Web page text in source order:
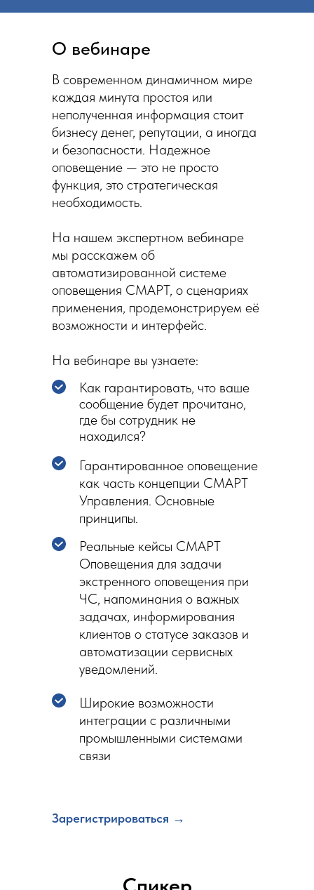
О вебинаре
В современном динамичном мире
каждая минута простоя или
неполученная информация стоит
бизнесу денег, репутации, а иногда
и безопасности. Надежное
оповещение — это не просто
функция, это стратегическая
необходимость.
На нашем экспертном вебинаре
мы расскажем об
автоматизированной системе
оповещения СМАРТ, о сценариях
применения, продемонстрируем её
возможности и интерфейс.
На вебинаре вы узнаете:
Зарегистрироваться →
Как гарантировать, что ваше
сообщение будет прочитано,
где бы сотрудник не
находился?
Гарантированное оповещение
как часть концепции СМАРТ
Управления. Основные
принципы.
Реальные кейсы СМАРТ
Оповещения для задачи
экстренного оповещения при
ЧС, напоминания о важных
задачах, информирования
клиентов о статусе заказов и
автоматизации сервисных
уведомлений.
Широкие возможности
интеграции с различными
промышленными системами
связи